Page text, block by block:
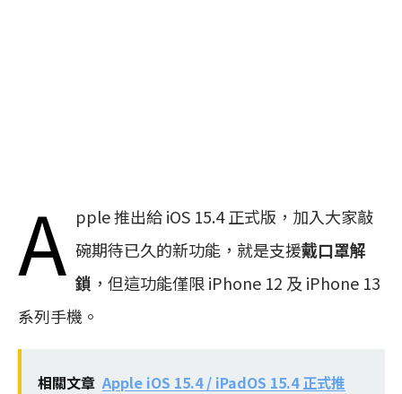
A pple 推出給 iOS 15.4 正式版，加入大家敲
碗期待已久的新功能，就是支援戴口罩解
鎖 ，但這功能僅限 iPhone 12 及 iPhone 13
系列手機。
相關文章 Apple iOS 15.4 / iPadOS 15.4 正式推